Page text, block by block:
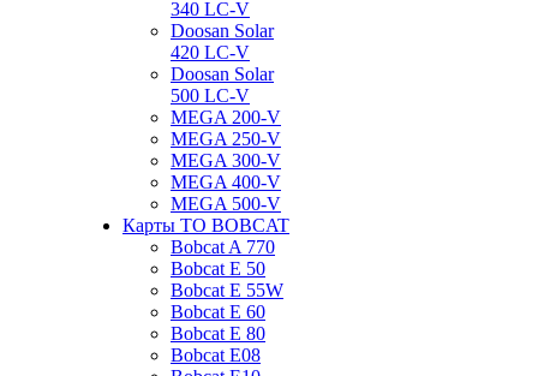
340 LC-V
Doosan Solar
420 LC-V
Doosan Solar
500 LC-V
MEGA 200-V
MEGA 250-V
MEGA 300-V
MEGA 400-V
MEGA 500-V
Карты ТО BOBCAT
Bobcat A 770
Bobcat E 50
Bobcat E 55W
Bobcat E 60
Bobcat E 80
Bobcat E08